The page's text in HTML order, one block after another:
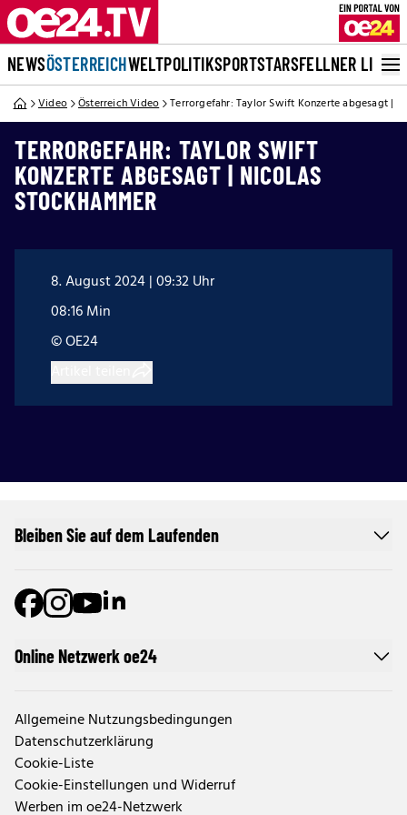
NEWSÖSTERREICHWELTPOLITIKSPORTSTARSFELLNER LIVE
Video Österreich Video Terrorgefahr: Taylor Swift Konzerte abgesagt |
TERRORGEFAHR: TAYLOR SWIFT
KONZERTE ABGESAGT | NICOLAS
STOCKHAMMER
8. August 2024 | 09:32 Uhr
08:16 Min
© OE24
Online Netzwerk oe24
Allgemeine Nutzungsbedingungen
Datenschutzerklärung
Cookie-Liste
Cookie-Einstellungen und Widerruf
Werben im oe24-Netzwerk
Bleiben Sie auf dem Laufenden